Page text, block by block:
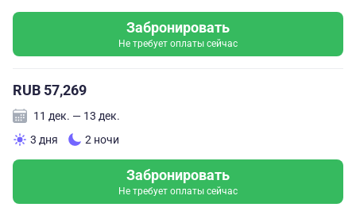
Забронировать
Не требует оплаты сейчас
RUB 57,269
11 дек. — 13 дек.
3 дня
2 ночи
Забронировать
Не требует оплаты сейчас